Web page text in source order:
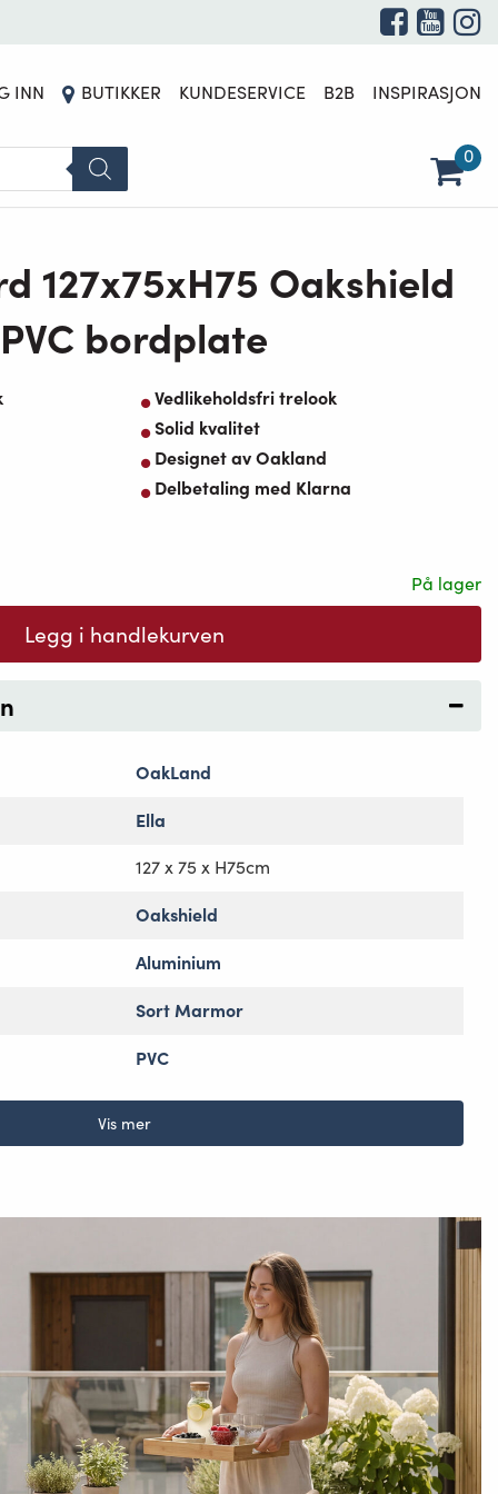
INN BUTIKKER KUNDESERVICE B2B INSPIRASJON
0
127x75xH75 Oakshield
bordplate
Vedlikeholdsfri trelook
Solid kvalitet
Designet av Oakland
Delbetaling med Klarna
På lager
Legg i handlekurven
OakLand
Ella
127 x 75 x H75cm
Oakshield
Aluminium
Sort Marmor
PVC
Vis mer